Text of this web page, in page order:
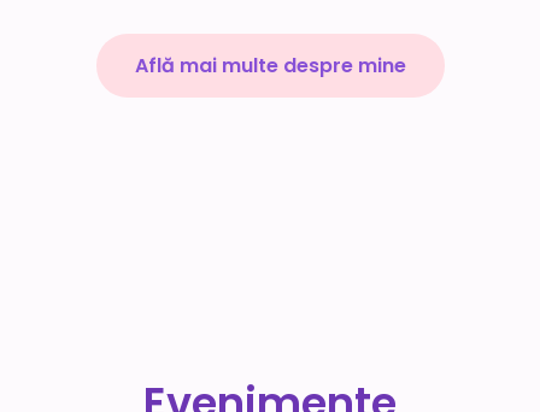
Află mai multe despre mine